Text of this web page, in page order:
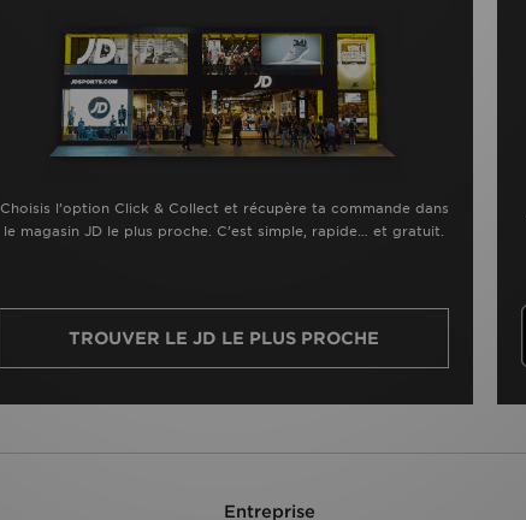
Choisis l’option Click & Collect et récupère ta commande dans
le magasin JD le plus proche. C’est simple, rapide… et gratuit.
TROUVER LE JD LE PLUS PROCHE
Entreprise